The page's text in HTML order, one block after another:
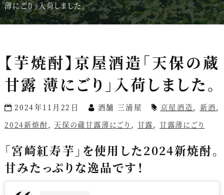
薄にごり」入荷しました。
【芋焼酎】京屋酒造「天保の蔵
甘露 薄にごり」入荷しました。
2024年11月22日 酒舗 三浦屋 京屋酒造, 新酒,
2024新焼酎, 天保の蔵甘露薄にごり , 甘露, 甘露薄にごり
「宮崎紅寿芋」を使用した2024新焼酎。
甘みたっぷりな逸品です！